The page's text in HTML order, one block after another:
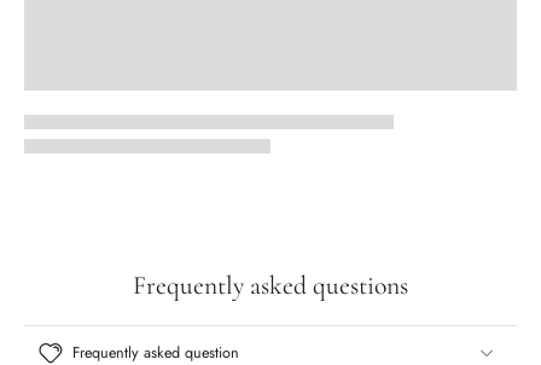
Frequently asked questions
Frequently asked question